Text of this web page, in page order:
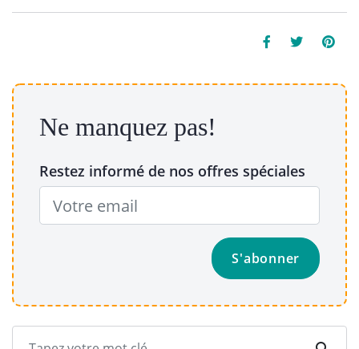
Ne manquez pas!
Restez informé de nos offres spéciales